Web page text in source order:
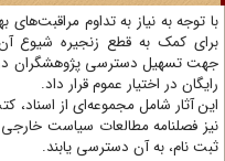
کمک به قطع زنجیره شیوع
تسهیل دسترسی پژوهشگران در
در اختیار عموم قرار داد.
آثار شامل مجموعه‌ای از اسناد،
فصلنامه مطالعات سیاست خارجی
نام، به آن دسترسی یابند.